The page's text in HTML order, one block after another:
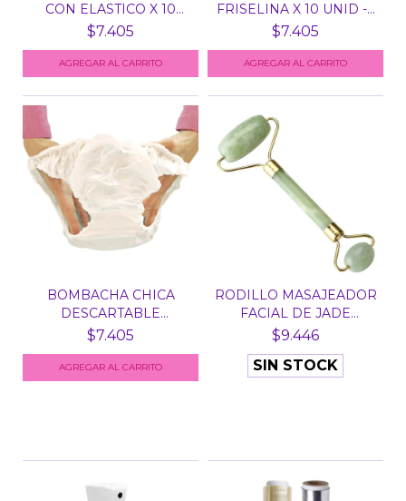
CON ELASTICO X 10
UNID...
$7.405
FRISELINA X 10 UNID -...
$7.405
BOMBACHA CHICA
DESCARTABLE
FRISELINA X 1...
$7.405
RODILLO MASAJEADOR
FACIAL DE JADE
DOBLE...
$9.446
SIN STOCK